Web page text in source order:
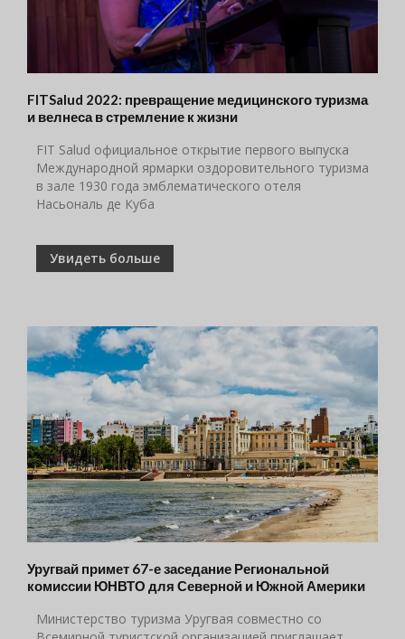
FITSalud 2022: превращение медицинского туризма
и велнеса в стремление к жизни
FIT Salud официальное открытие первого выпуска
Международной ярмарки оздоровительного туризма
в зале 1930 года эмблематического отеля
Насьональ де Куба
Увидеть больше
Уругвай примет 67-е заседание Региональной
комиссии ЮНВТО для Северной и Южной Америки
Министерство туризма Уругвая совместно со